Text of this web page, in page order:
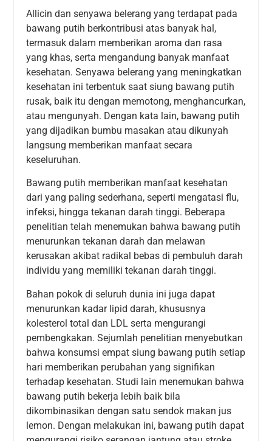
Allicin dan senyawa belerang yang terdapat pada
bawang putih berkontribusi atas banyak hal,
termasuk dalam memberikan aroma dan rasa
yang khas, serta mengandung banyak manfaat
kesehatan. Senyawa belerang yang meningkatkan
kesehatan ini terbentuk saat siung bawang putih
rusak, baik itu dengan memotong, menghancurkan,
atau mengunyah. Dengan kata lain, bawang putih
yang dijadikan bumbu masakan atau dikunyah
langsung memberikan manfaat secara
keseluruhan.
Bawang putih memberikan manfaat kesehatan
dari yang paling sederhana, seperti mengatasi flu,
infeksi, hingga tekanan darah tinggi. Beberapa
penelitian telah menemukan bahwa bawang putih
menurunkan tekanan darah dan melawan
kerusakan akibat radikal bebas di pembuluh darah
individu yang memiliki tekanan darah tinggi.
Bahan pokok di seluruh dunia ini juga dapat
menurunkan kadar lipid darah, khususnya
kolesterol total dan LDL serta mengurangi
pembengkakan. Sejumlah penelitian menyebutkan
bahwa konsumsi empat siung bawang putih setiap
hari memberikan perubahan yang signifikan
terhadap kesehatan. Studi lain menemukan bahwa
bawang putih bekerja lebih baik bila
dikombinasikan dengan satu sendok makan jus
lemon. Dengan melakukan ini, bawang putih dapat